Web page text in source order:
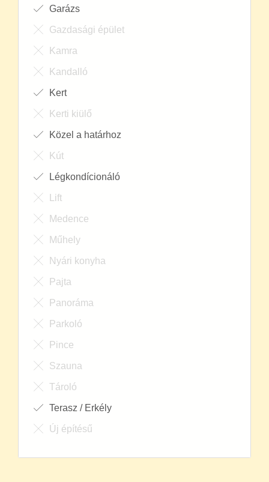
Garázs
Gazdasági épület
Kamra
Kandalló
Kert
Kerti kiülő
Közel a határhoz
Kút
Légkondícionáló
Lift
Medence
Műhely
Nyári konyha
Pajta
Panoráma
Parkoló
Pince
Szauna
Tároló
Terasz / Erkély
Új építésű